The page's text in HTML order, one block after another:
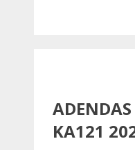
KA121